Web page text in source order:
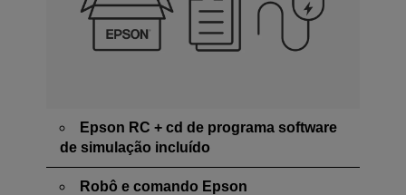
Epson RC + cd de programa software
de simulação incluído
Robô e comando Epson